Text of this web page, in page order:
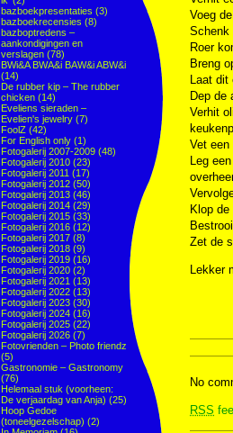
bazboekpresentaties (3)
bazboekrecensies (8)
bazboptredens –
aankondigingen en
verslagen (78)
BWi&A BWA&i BAW&i ABW&i
(14)
De rubber kip – The rubber
chicken (14)
Eveliens sieraden –
Evelien's jewelry (7)
FoolZ (42)
For English only (1)
Fotogalerij 2007-2009 (48)
Fotogalerij 2010 (23)
Fotogalerij 2011 (17)
Fotogalerij 2012 (50)
Fotogalerij 2013 (46)
Fotogalerij 2014 (29)
Fotogalerij 2015 (33)
Fotogalerij 2016 (12)
Fotogalerij 2017 (8)
Fotogalerij 2018 (9)
Fotogalerij 2019 (16)
Fotogalerij 2020 (2)
Fotogalerij 2021 (13)
Fotogalerij 2022 (13)
Fotogalerij 2023 (30)
Fotogalerij 2024 (16)
Fotogalerij 2025 (22)
Fotogalerij 2026 (7)
Fotovrienden – Photo friendz
(5)
Gastronomie – Gastronomy
(76)
Helemaal stuk (voorheen:
De verjaardag van Anja) (25)
Hoop Gedoe
(toneelgezelschap) (2)
Voeg
Schenk
Roer
Breng
Laat dit
Dep de
Verhit
Vet
Leg
Klop
Zet de
Lekker
No
RSS